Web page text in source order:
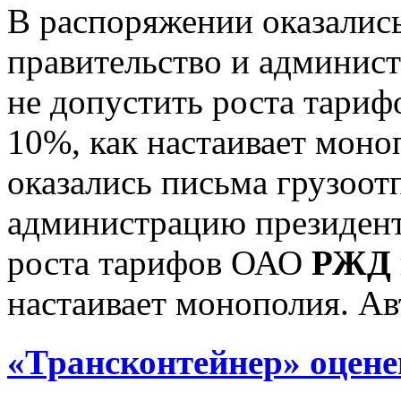
В распоряжении
правительство и
не допустить роста
10%, как настаивает
оказались письма
администрацию
роста тарифов ОАО РЖД
настаивает монополия.
«Трансконтейнер»